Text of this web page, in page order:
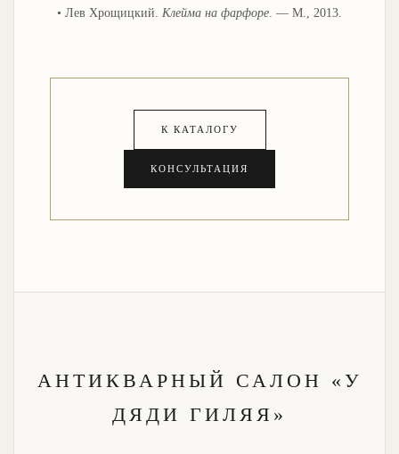
• Лев Хрощицкий. Клейма на фарфоре . — М., 2013.
К КАТАЛОГУ
КОНСУЛЬТАЦИЯ
АНТИКВАРНЫЙ САЛОН «У
ДЯДИ ГИЛЯЯ»